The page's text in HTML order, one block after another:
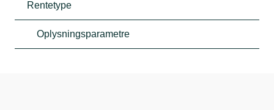
Rentetype
Oplysningsparametre